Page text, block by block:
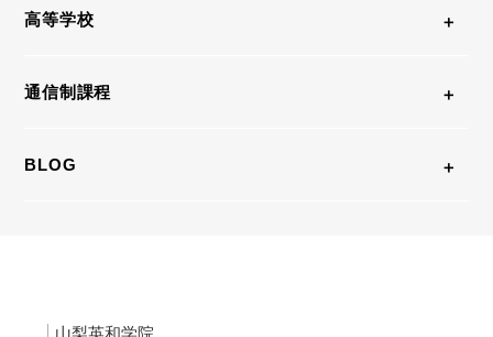
高等学校
通信制課程
BLOG
山梨英和学院